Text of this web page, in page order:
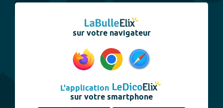
sur votre navigateur
L'application
sur votre smartphone